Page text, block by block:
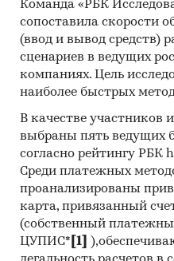
УГЛИ`, ООО `ЕДИНАЯ
КОМПАНИЯ`, ИП
`ТЕХНОДИНАМИКА`,
`ЛИНКЕР`, ООО
`АСЦ `АВИАЦИОННОЕ
`АВТ-
ЭНЕРГЕТИЧЕСКИЙ
ООО `ТАИЗ`, ООО
ООО `ТЕХ-
В.А., ООО
ООО `ЗЕНИТ ГРУП НЛ`
Выдержки из
Команда «РБК
сопоставила скорости
(ввод и вывод средств)
сценариев в ведущих
компаниях. Цель
наиболее быстрых
В качестве участников
выбраны пять ведущих
согласно рейтингу
Среди платежных
проанализированы
карта, привязанный
(собственный
ЦУПИС* [1]